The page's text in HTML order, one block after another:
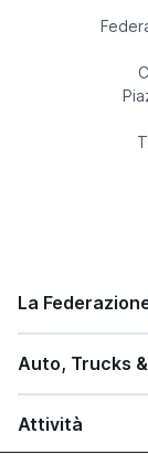
La
Auto, Trucks
Attività